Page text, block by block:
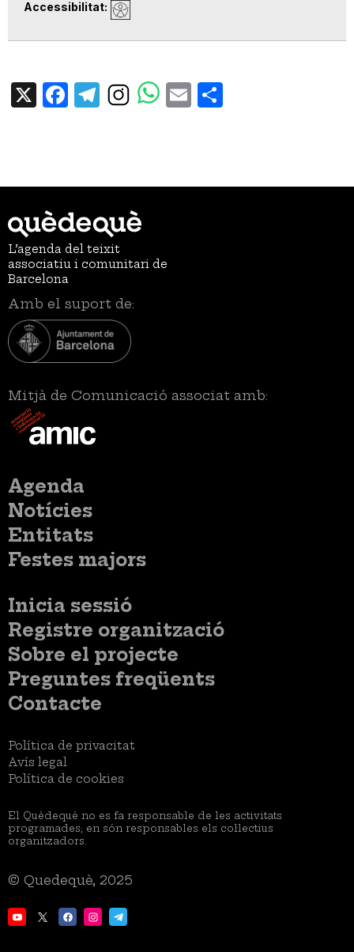
Accessibilitat
X Facebook
TelegramEmail
L’agenda del teixit
associatiu i comunitari de
Barcelona
Amb el suport de:
Mitjà de Comunicació associat amb:
Menú
principal
Agenda
Notícies
Entitats
Festes majors
Menú
compte
d'usuari
Inicia sessió
Menú
usuari
no
loggat
Registre organització
Menú
Sobre el projecte
Preguntes freqüents
Contacte
Menú
Legal
Política de privacitat
Avís legal
Política de cookies
El Quèdequè no es fa responsable de les activitats
programades; en són responsables els col·lectius
organitzadors.
© Quedequè, 2025